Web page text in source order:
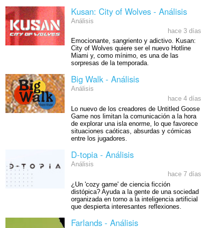
Kusan: City of Wolves - Análisis
Análisis
hace 3 días
Emocionante, sangriento y adictivo. Kusan:
City of Wolves quiere ser el nuevo Hotline
Miami y, como mínimo, es una de las
sorpresas de la temporada.
Big Walk - Análisis
Análisis
hace 4 días
Lo nuevo de los creadores de Untitled Goose
Game nos limitan la comunicación a la hora
de explorar una isla enorme, lo que favorece
situaciones caóticas, absurdas y cómicas
entre los jugadores.
D-topia - Análisis
Análisis
hace 7 días
¿Un 'cozy game' de ciencia ficción
distópica? Ayuda a la gente de una sociedad
organizada en torno a la inteligencia artificial
que despierta interesantes reflexiones.
Farlands - Análisis